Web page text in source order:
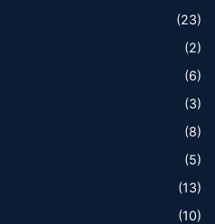
(23)
(2)
(6)
(3)
(8)
(5)
(13)
(10)